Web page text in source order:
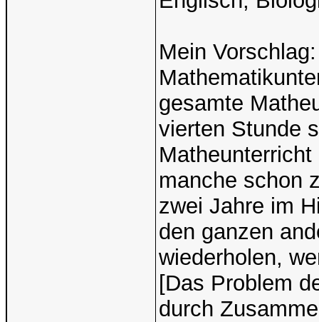
Mein
gesamte
vierten Stunde
manche schon
zwei Jahre im
den ganzen
wiederholen,
[Das Problem
durch